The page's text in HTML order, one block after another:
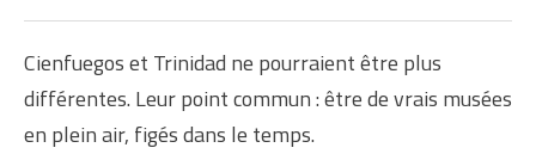
Cienfuegos et Trinidad ne pourraient être plus
différentes. Leur point commun : être de vrais musées
en plein air, figés dans le temps.